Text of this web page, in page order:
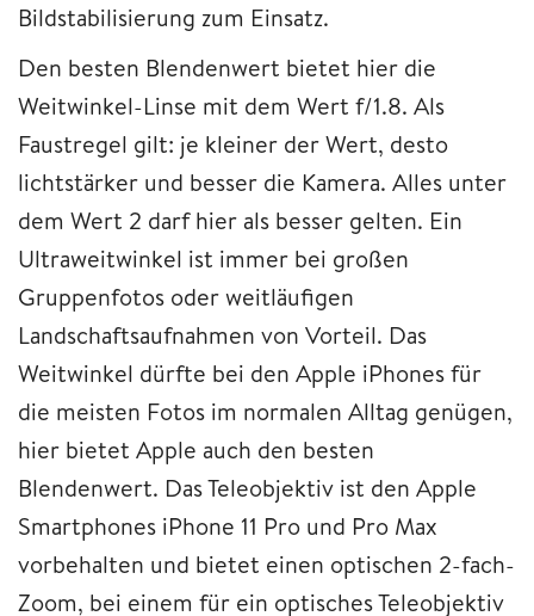
Bildstabilisierung zum Einsatz.
Den besten Blendenwert bietet hier die
Weitwinkel-Linse mit dem Wert f/1.8. Als
Faustregel gilt: je kleiner der Wert, desto
lichtstärker und besser die Kamera. Alles unter
dem Wert 2 darf hier als besser gelten. Ein
Ultraweitwinkel ist immer bei großen
Gruppenfotos oder weitläufigen
Landschaftsaufnahmen von Vorteil. Das
Weitwinkel dürfte bei den Apple iPhones für
die meisten Fotos im normalen Alltag genügen,
hier bietet Apple auch den besten
Blendenwert. Das Teleobjektiv ist den Apple
Smartphones iPhone 11 Pro und Pro Max
vorbehalten und bietet einen optischen 2-fach-
Zoom, bei einem für ein optisches Teleobjektiv